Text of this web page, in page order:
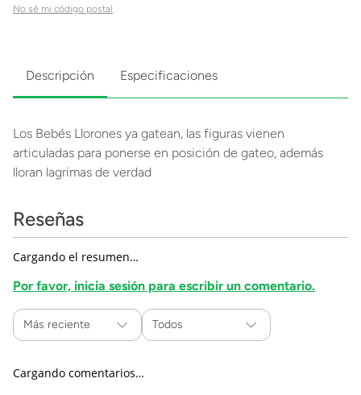
No sé mi código postal
Descripción Especificaciones
Los Bebés Llorones ya gatean, las figuras vienen
articuladas para ponerse en posición de gateo, además
lloran lagrimas de verdad
Reseñas
Cargando el resumen…
Por favor, inicia sesión para escribir un comentario.
Más reciente Todos
Cargando comentarios…